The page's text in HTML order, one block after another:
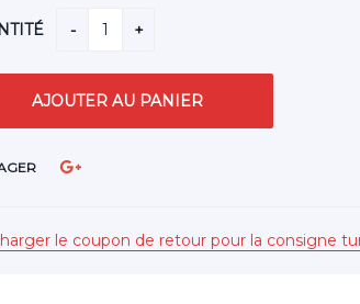
le coupon de retour pour la consigne